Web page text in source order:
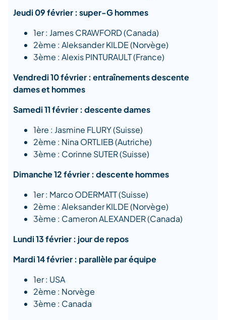
Jeudi 09 février : super-G hommes
1er : James CRAWFORD (Canada)
2ème : Aleksander KILDE (Norvège)
3ème : Alexis PINTURAULT (France)
Vendredi 10 février : entraînements descente
dames et hommes
Samedi 11 février : descente dames
1ère : Jasmine FLURY (Suisse)
2ème : Nina ORTLIEB (Autriche)
3ème : Corinne SUTER (Suisse)
Dimanche 12 février : descente hommes
1er : Marco ODERMATT (Suisse)
2ème : Aleksander KILDE (Norvège)
3ème : Cameron ALEXANDER (Canada)
Lundi 13 février : jour de repos
Mardi 14 février : parallèle par équipe
1er : USA
2ème : Norvège
3ème : Canada